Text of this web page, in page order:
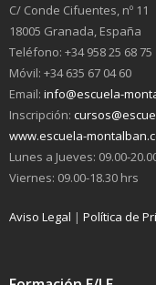
C/ Conde Cifuentes, nº 11
18005 Granada, España
Teléfono: +34 958 25 68 75
Móvil: +34 635 67 04 60
Email: info@escuela-
Inscripción:
www.escuela-
Lunes a Jueves: 09.00-
Viernes: 09.00-18.30 hrs
Aviso Legal | Política de